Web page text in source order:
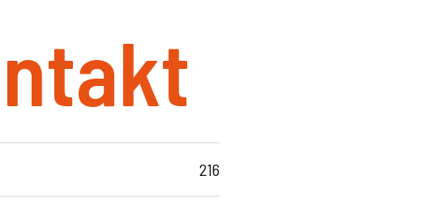
216